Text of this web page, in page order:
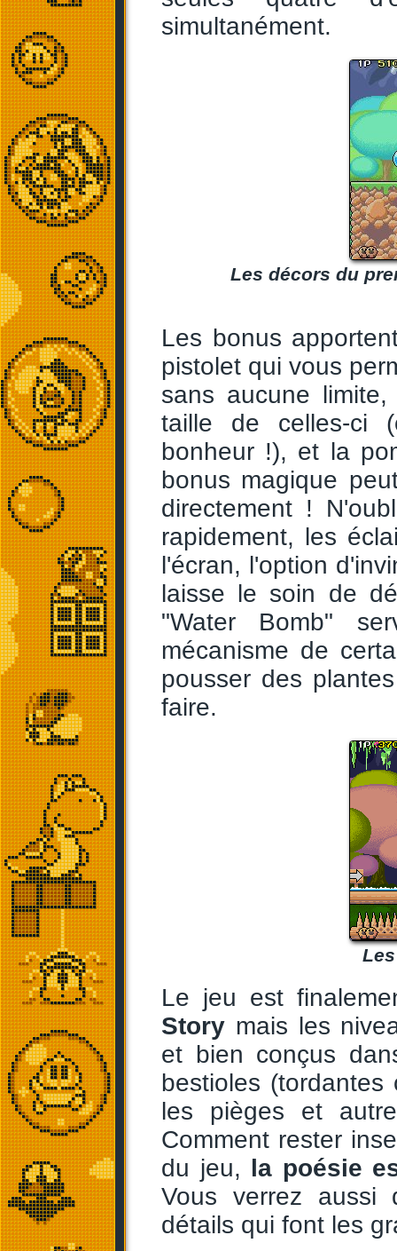
simultanément.
Les décors du
Les bonus
pistolet qui vous
sans aucune
taille de celles-ci
bonheur !), et la
bonus magique
directement !
rapidement, les
l'écran, l'option
laisse le soin de
"Water Bomb"
mécanisme de
pousser des
faire.
Le jeu est
Story mais les
et bien conçus
bestioles (tordantes
les pièges et
Comment rester
du jeu, la poésie
Vous verrez
détails qui font les